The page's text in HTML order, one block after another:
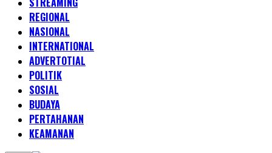
REGIONAL
NASIONAL
INTERNATIONAL
ADVERTOTIAL
POLITIK
SOSIAL
BUDAYA
PERTAHANAN
KEAMANAN